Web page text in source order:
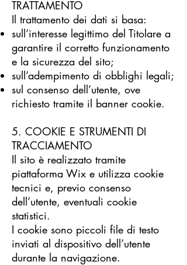
TRATTAMENTO
Il trattamento dei dati si basa:
sull’interesse legittimo del Titolare a
garantire il corretto funzionamento
e la sicurezza del sito;
sull’adempimento di obblighi legali;
sul consenso dell’utente, ove
richiesto tramite il banner cookie.
5. COOKIE E STRUMENTI DI
TRACCIAMENTO
Il sito è realizzato tramite
piattaforma Wix e utilizza cookie
tecnici e, previo consenso
dell’utente, eventuali cookie
statistici.
I cookie sono piccoli file di testo
inviati al dispositivo dell’utente
durante la navigazione.